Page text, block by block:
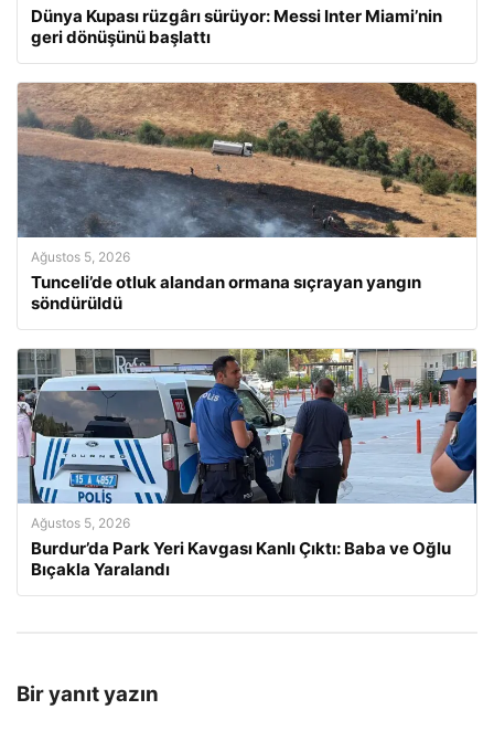
Dünya Kupası rüzgârı sürüyor: Messi Inter Miami’nin
geri dönüşünü başlattı
Ağustos 5, 2026
Tunceli’de otluk alandan ormana sıçrayan yangın
söndürüldü
Ağustos 5, 2026
Burdur’da Park Yeri Kavgası Kanlı Çıktı: Baba ve Oğlu
Bıçakla Yaralandı
Bir yanıt yazın